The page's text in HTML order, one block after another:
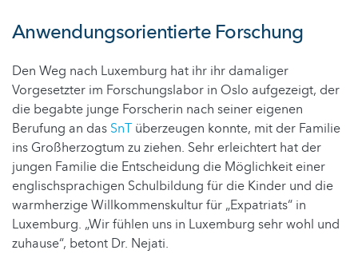
Anwendungsorientierte Forschung
Den Weg nach Luxemburg hat ihr ihr damaliger
Vorgesetzter im Forschungslabor in Oslo aufgezeigt, der
die begabte junge Forscherin nach seiner eigenen
Berufung an das SnT überzeugen konnte, mit der Familie
ins Großherzogtum zu ziehen. Sehr erleichtert hat der
jungen Familie die Entscheidung die Möglichkeit einer
englischsprachigen Schulbildung für die Kinder und die
warmherzige Willkommenskultur für „Expatriats“ in
Luxemburg. „Wir fühlen uns in Luxemburg sehr wohl und
zuhause“, betont Dr. Nejati.